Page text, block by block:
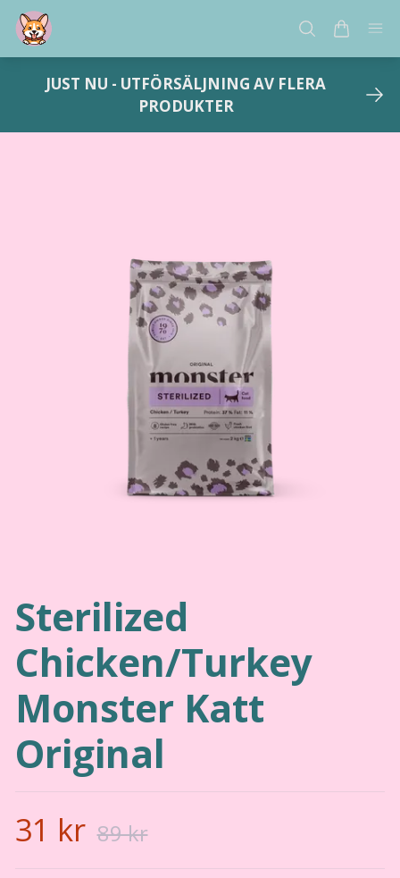
JUST NU - UTFÖRSÄLJNING AV FLERA
PRODUKTER
Sterilized
Chicken/Turkey
Monster Katt
Original
31 kr 89 kr